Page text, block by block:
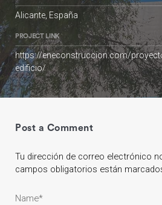
Alicante, España
PROJECT LINK
https://eneconstruccion.com/
edificio/
Post a Comment
Tu dirección de correo electrónico
campos obligatorios están